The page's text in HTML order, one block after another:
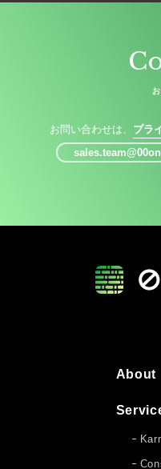
お問い合わせは、 プラ
About